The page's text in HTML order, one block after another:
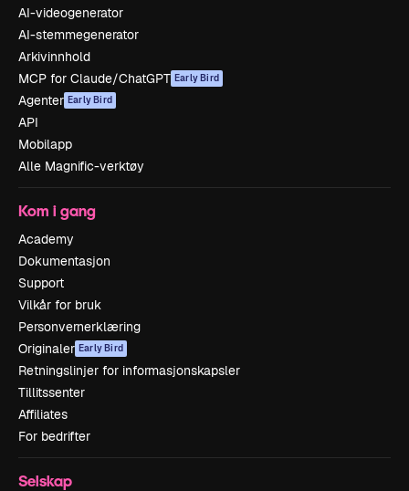
AI-videogenerator
AI-stemmegenerator
Arkivinnhold
MCP for Claude/ChatGPT Early Bird
Agenter Early Bird
API
Mobilapp
Alle Magnific-verktøy
Kom i gang
Academy
Dokumentasjon
Support
Vilkår for bruk
Personvernerklæring
Originaler Early Bird
Retningslinjer for informasjonskapsler
Tillitssenter
Affiliates
For bedrifter
Selskap